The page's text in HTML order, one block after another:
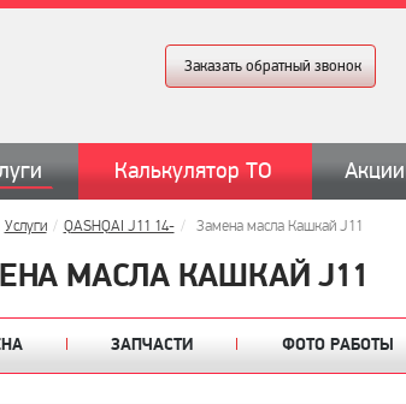
Заказать обратный звонок
Калькулятор ТО Акции
Услуги QASHQAI J11 14- Замена масла Кашкай J11
МАСЛА КАШКАЙ J11
ЗАПЧАСТИ ФОТО РАБОТЫ